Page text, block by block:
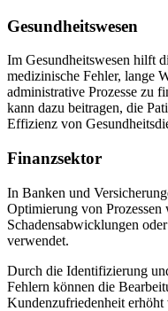
Gesundheitswesen
Im Gesundheitswesen hilft
medizinische Fehler, lange
administrative Prozesse zu
kann dazu beitragen, die
Effizienz von
Finanzsektor
In Banken und
Optimierung von
Schadensabwicklungen
verwendet.
Durch die Identifizierung
Fehlern können die
Kundenzufriedenheit erhöht